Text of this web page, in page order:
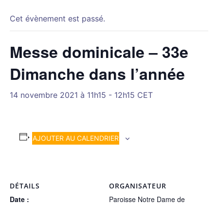
Cet évènement est passé.
Messe dominicale – 33e
Dimanche dans l’année
14 novembre 2021 à 11h15 - 12h15 CET
AJOUTER AU CALENDRIER
DÉTAILS
Date :
ORGANISATEUR
Paroisse Notre Dame de